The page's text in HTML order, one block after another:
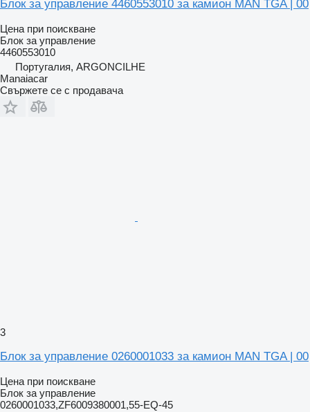
Блок за управление 4460553010 за камион MAN TGA | 00
Цена при поискване
Блок за управление
4460553010
Португалия, ARGONCILHE
Manaiacar
Свържете се с продавача
3
Блок за управление 0260001033 за камион MAN TGA | 00
Цена при поискване
Блок за управление
0260001033,ZF6009380001,55-EQ-45